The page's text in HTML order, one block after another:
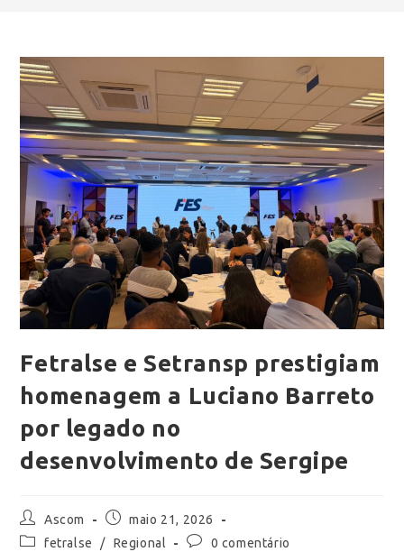
Fetralse e Setransp prestigiam
homenagem a Luciano Barreto
por legado no
desenvolvimento de Sergipe
Ascom
maio 21, 2026
fetralse
/ Regional 0 comentário